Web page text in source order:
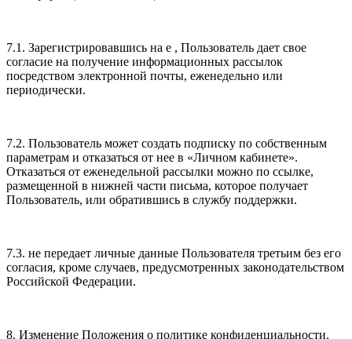
7.1. Зарегистрировавшись на е , Пользователь дает свое
согласие на получение информационных рассылок
посредством электронной почты, еженедельно или
периодически.
7.2. Пользователь может создать подписку по собственным
параметрам и отказаться от нее в «Личном кабинете».
Отказаться от еженедельной рассылки можно по ссылке,
размещенной в нижней части письма, которое получает
Пользователь, или обратившись в службу поддержки.
7.3. не передает личные данные Пользователя третьим без его
согласия, кроме случаев, предусмотренных законодательством
Российской Федерации.
8. Изменение Положения о политике конфиденциальности.